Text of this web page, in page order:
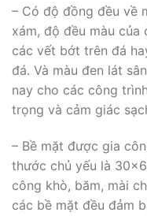
– Có độ đồng đều về
xám, độ đều màu
các vết bớt trên đá
đá. Và màu đen lát
nay cho các công
trọng và cảm giác
– Bề mặt được gia
thước chủ yếu là
công khò, băm, mài
các bề mặt đều đảm